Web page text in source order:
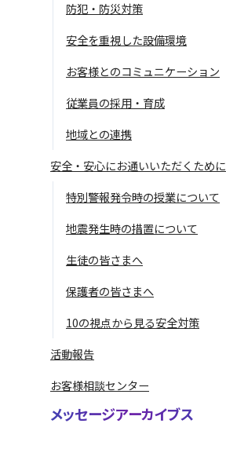
防犯・防災対策
安全を重視した設備環境
お客様とのコミュニケーション
従業員の採用・育成
地域との連携
安全・安心にお通いいただくために
特別警報発令時の授業について
地震発生時の措置について
生徒の皆さまへ
保護者の皆さまへ
10の視点から見る安全対策
活動報告
お客様相談センター
メッセージアーカイブス